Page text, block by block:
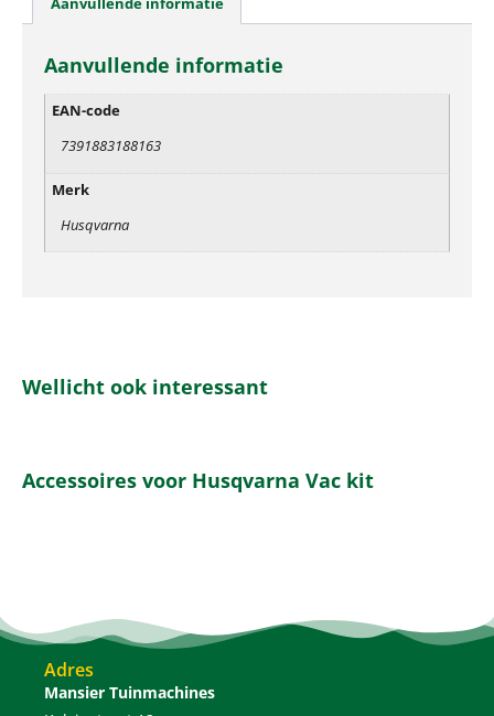
Aanvullende informatie
EAN-code
7391883188163
Merk
Husqvarna
Wellicht ook interessant
Accessoires voor Husqvarna Vac kit
Adres
Mansier Tuinmachines